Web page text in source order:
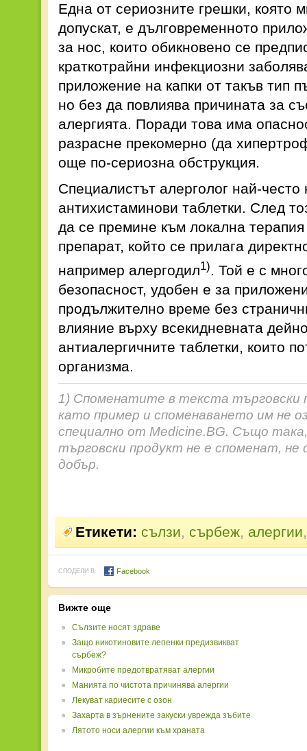
Една от сериозните грешки, която
допускат, е дълговременното
за нос, които обикновено се
краткотрайни инфекциозни
приложение на капки от такъв тип
но без да повлиява причината за
алергията. Поради това има
разрасне прекомерно (да
още по-сериозна обструкция.
Специалистът алерголог най-
антихистаминови таблетки. След
да се премине към локална
препарат, който се прилага
например алергодил1). Той е с
безопасност, удобен е за
продължително време без
влияние върху всекидневната
антиалергичните таблетки, които
организма.
1) Споменатите в текста търговски
като пример и споменаването им не
специално от Medicine.BG. Също
търговски продукт не е споменат, не
добър.
Етикети: сълзи, сърбеж, алергии
СПОДЕЛИ В: Facebook
Вижте още
Сълзите носят здраве
Защо никотиновите лепенки предизвикват
сърбеж?
Микробите предотвратяват алергии
Манията по чистота причинява алергии
Лекуват кариесите с озон
Захарта в зърнените закуски уврежда зъбите
Лятото носи алергии към храната